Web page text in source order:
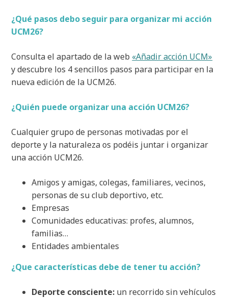
¿Qué pasos debo seguir para organizar mi acción
UCM26?
Consulta el apartado de la web «Añadir acción UCM»
y descubre los 4 sencillos pasos para participar en la
nueva edición de la UCM26.
¿Quién puede organizar una acción UCM26?
Cualquier grupo de personas motivadas por el
deporte y la naturaleza os podéis juntar i organizar
una acción UCM26.
Amigos y amigas, colegas, familiares, vecinos,
personas de su club deportivo, etc.
Empresas
Comunidades educativas: profes, alumnos,
familias…
Entidades ambientales
¿Que características debe de tener tu acción?
Deporte consciente: un recorrido sin vehículos